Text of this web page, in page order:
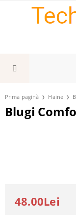
Prima pagină Haine
Blugi
48.00Lei